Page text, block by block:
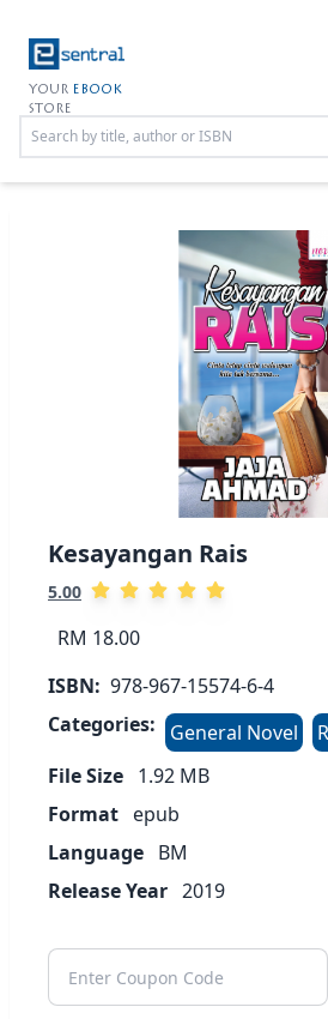
YOUR EBOOK
STORE
Kesayangan Rais
5.00
RM 18.00
ISBN: 978-967-15574-6-4
Categories:
General Novel
File Size 1.92 MB
Format epub
Language BM
Release Year 2019